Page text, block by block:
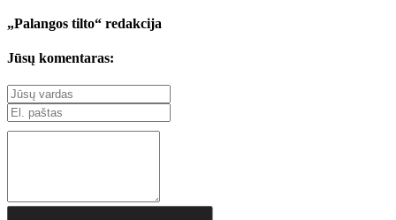
„Palangos tilto“ redakcija
Jūsų komentaras: